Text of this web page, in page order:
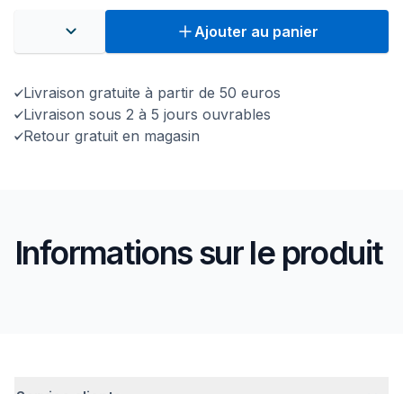
Ajouter au panier
Livraison gratuite à partir de 50 euros
Livraison sous 2 à 5 jours ouvrables
Retour gratuit en magasin
Informations sur le produit